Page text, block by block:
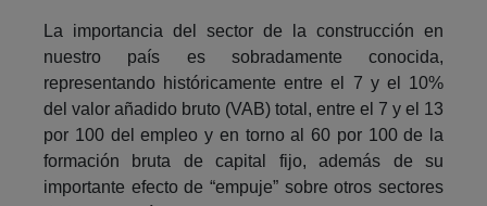
La importancia del sector de la construcción en
nuestro país es sobradamente conocida,
representando históricamente entre el 7 y el 10%
del valor añadido bruto (VAB) total, entre el 7 y el 13
por 100 del empleo y en torno al 60 por 100 de la
formación bruta de capital fijo, además de su
importante efecto de “empuje” sobre otros sectores